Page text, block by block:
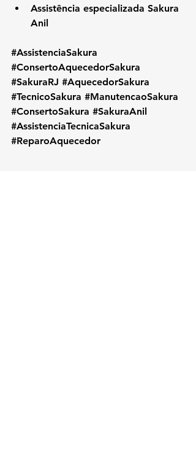
Assistência especializada Sakura
Anil
#AssistenciaSakura
#ConsertoAquecedorSakura
#SakuraRJ #AquecedorSakura
#TecnicoSakura #ManutencaoSakura
#ConsertoSakura #SakuraAnil
#AssistenciaTecnicaSakura
#ReparoAquecedor